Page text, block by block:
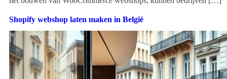
Shopify webshop laten maken in België